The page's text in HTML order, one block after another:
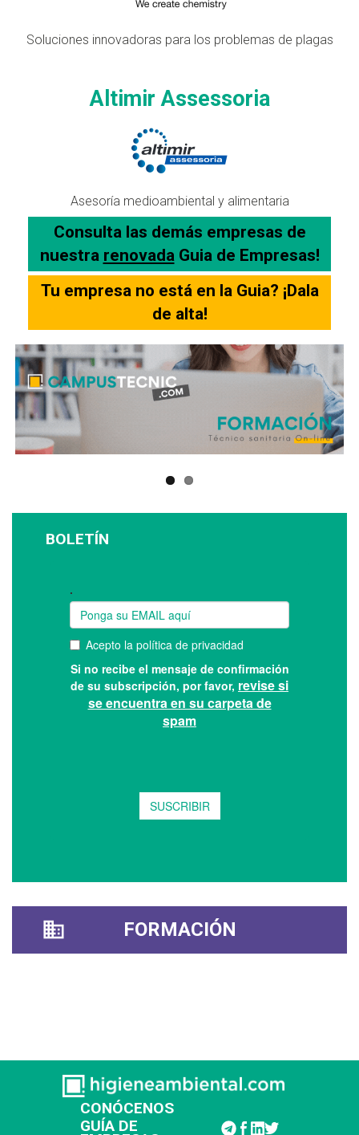
Soluciones innovadoras para los problemas de plagas
Altimir Assessoria
Asesoría medioambiental y alimentaria
Consulta las demás empresas de
nuestra renovadaGuia de Empresas!
Tu empresa no está en la Guia? ¡Dala
de alta!
BOLETÍN
FORMACIÓN
CONÓCENOS
GUÍA DE